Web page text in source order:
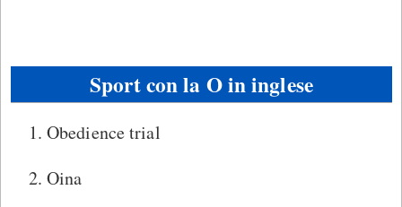
Sport con la O in inglese
Obedience trial
Oina